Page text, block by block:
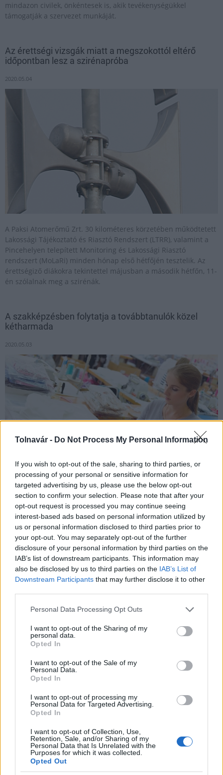
Tolnavár - Do Not Process My Personal Information
If you wish to opt-out of the sale, sharing to third parties, or
processing of your personal or sensitive information for
targeted advertising by us, please use the below opt-out
section to confirm your selection. Please note that after your
opt-out request is processed you may continue seeing
interest-based ads based on personal information utilized by
us or personal information disclosed to third parties prior to
your opt-out. You may separately opt-out of the further
disclosure of your personal information by third parties on the
IAB’s list of downstream participants. This information may
also be disclosed by us to third parties on the IAB’s List of
Downstream Participants that may further disclose it to other
Please note that this website/app uses one or more Google
not limited to your visit or usage behaviour. You may click to
grant or deny consent to Google and its third-party tags to
use your data for below specified purposes in below Google
consent section.
Personal Data Processing Opt Outs
I want to opt-out of the Sharing of my
personal data.
Opted In
I want to opt-out of the Sale of my
Personal Data.
Opted In
I want to opt-out of processing my
Personal Data for Targeted Advertising.
Opted In
I want to opt-out of Collection, Use,
Retention, Sale, and/or Sharing of my
Personal Data that Is Unrelated with the
Purposes for which it was collected.
Opted Out
mindazon civilek, önkéntesek is, akik tevékenységükkel
támogatják a szervezet munkáját.
Az érettségi vizsgák miatt a megszokottól eltérő
időpontban lesz a szirénapróba
2020.05.04
A Paksi Atomerőmű Zrt. 30 kilométeres körzetében működtetett
Lakossági Tájékoztató és Riasztó Rendszert (LTRR), valamint a
Pincehelyen telepített Monitoring és Lakossági Riasztó
rendszert (MoLaRi) minden hónap első hétfőjén tesztelik. Az
érettségiző diákokra tekintettel májusban a második hétfőn, 11-
én szólalnak meg a szirénák.
A szakképzésben folytatja a továbbtanulók közel
kétharmada
2020.05.03
A középfokú oktatásban továbbtanulók közel kétharmada a
megújuló szakképzést választotta. Az ősztől induló
technikumokban közel 34 ezer fiatal szerezhet szakmát az
érettségi mellé. A legnépszerűbb szakképzési
intézménytípusba magasabb arányban nyertek felvételt a
diákok, mint bármikor az elmúlt másfél évtizedben.
Koronavírus - Járványügyi ellenőrzést tartottak a
váraljai idősotthonban
2020.04.30
Járványügyi ellenőrzést tartott a Tolna Megyei Kormányhivatal
népegészségügyi főosztálya a váraljai Őszikék Szociális